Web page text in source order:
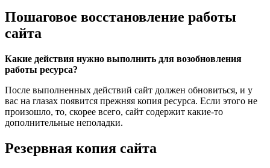
Пошаговое восстановление работы
сайта
Какие действия нужно выполнить для возобновления
работы ресурса?
После выполненных действий сайт должен обновиться, и у
вас на глазах появится прежняя копия ресурса. Если этого не
произошло, то, скорее всего, сайт содержит какие-то
дополнительные неполадки.
Резервная копия сайта